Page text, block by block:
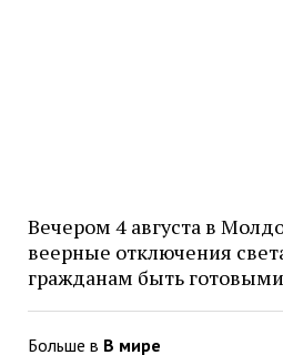
Вечером 4 августа в
веерные отключения
гражданам быть готовыми
Больше в В мире